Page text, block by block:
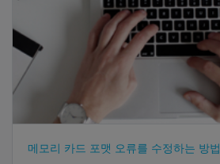
메모리 카드 포맷 오류를 수정하는 방법